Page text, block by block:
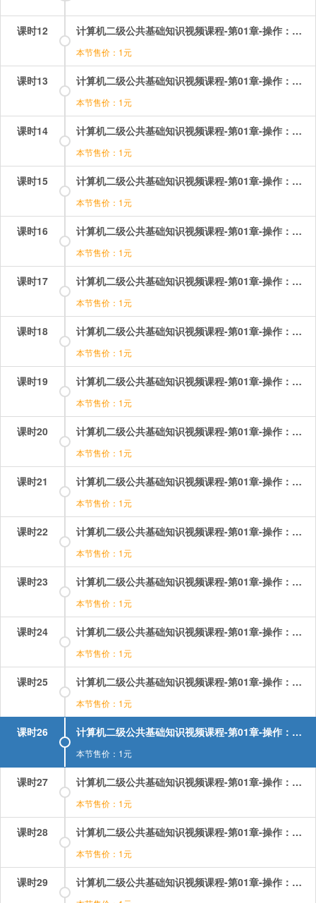
课时12 计算机二级公共基础知识视频课程-第01章-操作：排序技术.mp4
本节售价：1元
课时13 计算机二级公共基础知识视频课程-第01章-操作：排序技术相关考题.mp4
本节售价：1元
课时14 计算机二级公共基础知识视频课程-第01章-操作：数据结构的基本概念.mp4
本节售价：1元
课时15 计算机二级公共基础知识视频课程-第01章-操作：查找技术及相关考题.mp4
本节售价：1元
课时16 计算机二级公共基础知识视频课程-第01章-操作：栈.mp4
本节售价：1元
课时17 计算机二级公共基础知识视频课程-第01章-操作：栈的相关考题.mp4
本节售价：1元
课时18 计算机二级公共基础知识视频课程-第01章-操作：树和二叉树.mp4
本节售价：1元
课时19 计算机二级公共基础知识视频课程-第01章-操作：树和二叉树相关考题（1）.mp4
本节售价：1元
课时20 计算机二级公共基础知识视频课程-第01章-操作：树和二叉树相关考题（2）.mp4
本节售价：1元
课时21 计算机二级公共基础知识视频课程-第01章-操作：第一章考点综合（1）.mp4
本节售价：1元
课时22 计算机二级公共基础知识视频课程-第01章-操作：第一章考点综合（2）.mp4
本节售价：1元
课时23 计算机二级公共基础知识视频课程-第01章-操作：第一章考点综合（3）.mp4
本节售价：1元
课时24 计算机二级公共基础知识视频课程-第01章-操作：第一章考点综合（4）.mp4
本节售价：1元
课时25 计算机二级公共基础知识视频课程-第01章-操作：算法.flv
本节售价：1元
课时26 计算机二级公共基础知识视频课程-第01章-操作：算法的相关考题.mp4
本节售价：1元
课时27 计算机二级公共基础知识视频课程-第01章-操作：线性结构的相关考题.mp4
本节售价：1元
课时28 计算机二级公共基础知识视频课程-第01章-操作：线性表及其顺序存储结构.mp4
本节售价：1元
课时29 计算机二级公共基础知识视频课程-第01章-操作：线性链表.mp4